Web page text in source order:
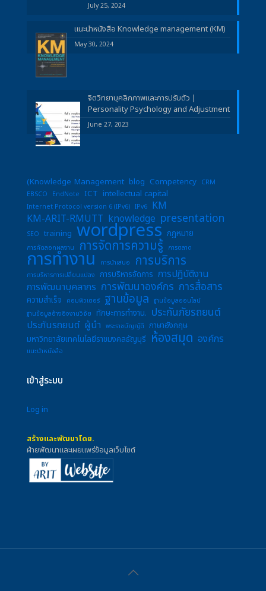
July 25, 2024
แนะนำหนังสือ Knowledge management (KM)
May 30, 2024
จิตวิทยาบุคลิกภาพและการปรับตัว |
Personality Psychology and Adjustment
June 27, 2023
(Knowledge Management blog Competency CRM
EBSCO
EndNote ICT intellectual capital
Internet Protocol version 6 (IPv6) IPv6 KM
KM-ARIT-RMUTT knowledge presentation
SEO training wordpress กฎหมาย
การคัดลอกผลงาน การจัดการความรู้ การตลาด
การทำงาน การนำเสนอ การบริการ
การบริหารการเปลี่ยนแปลง การบริหารจัดการ การปฏิบัติงาน
การพัฒนาบุคลากร การพัฒนาองค์กร การสื่อสาร
ความสำเร็จ คอมพิวเตอร์ ฐานข้อมูล ฐานข้อมูลออนไลน์
ฐานข้อมูลอ้างอิงงานวิจัย
ทักษะการทำงาน. ประกันภัยรถยนต์
ประกันรถยนต์ ผู้นำ พระราชบัญญัติ ภาษาอังกฤษ
มหาวิทยาลัยเทคโนโลยีราชมงคลธัญบุรี ห้องสมุด องค์กร
แนะนำหนังสือ
เข้าสู่ระบบ
Log in
สร้างและพัฒนาโดย.
ฝ่ายพัฒนาและเผยแพร่ข้อมูลเว็บไซต์